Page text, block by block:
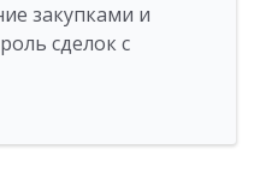
закупками и
сделок с